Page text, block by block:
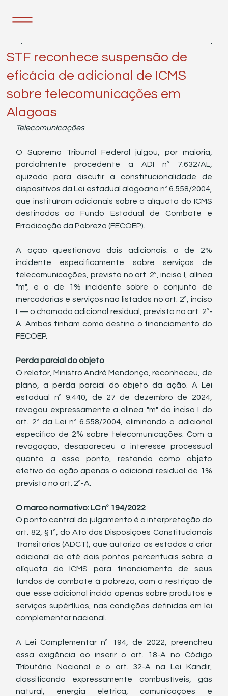
STF reconhece suspensão de
eficácia de adicional de ICMS
sobre telecomunicações em
Alagoas
Telecomunicações
O Supremo Tribunal Federal julgou, por maioria,
parcialmente procedente a ADI nº 7.632/AL,
ajuizada para discutir a constitucionalidade de
dispositivos da Lei estadual alagoana nº 6.558/2004,
que instituíram adicionais sobre a alíquota do ICMS
destinados ao Fundo Estadual de Combate e
Erradicação da Pobreza (FECOEP).
A ação questionava dois adicionais: o de 2%
incidente especificamente sobre serviços de
telecomunicações, previsto no art. 2º, inciso I, alínea
"m", e o de 1% incidente sobre o conjunto de
mercadorias e serviços não listados no art. 2º, inciso
I — o chamado adicional residual, previsto no art. 2º-
A. Ambos tinham como destino o financiamento do
FECOEP.
Perda parcial do objeto
O relator, Ministro André Mendonça, reconheceu, de
plano, a perda parcial do objeto da ação. A Lei
estadual nº 9.440, de 27 de dezembro de 2024,
revogou expressamente a alínea "m" do inciso I do
art. 2º da Lei nº 6.558/2004, eliminando o adicional
específico de 2% sobre telecomunicações. Com a
revogação, desapareceu o interesse processual
quanto a esse ponto, restando como objeto
efetivo da ação apenas o adicional residual de 1%
previsto no art. 2º-A.
O marco normativo: LC nº 194/2022
O ponto central do julgamento é a interpretação do
art. 82, §1º, do Ato das Disposições Constitucionais
Transitórias (ADCT), que autoriza os estados a criar
adicional de até dois pontos percentuais sobre a
alíquota do ICMS para financiamento de seus
fundos de combate à pobreza, com a restrição de
que esse adicional incida apenas sobre produtos e
serviços supérfluos, nas condições definidas em lei
complementar nacional.
A Lei Complementar nº 194, de 2022, preencheu
essa exigência ao inserir o art. 18-A no Código
Tributário Nacional e o art. 32-A na Lei Kandir,
classificando expressamente combustíveis, gás
natural, energia elétrica, comunicações e